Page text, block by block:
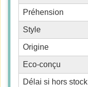
Préhension
Style
Origine
Eco-conçu
Délai si hors stock